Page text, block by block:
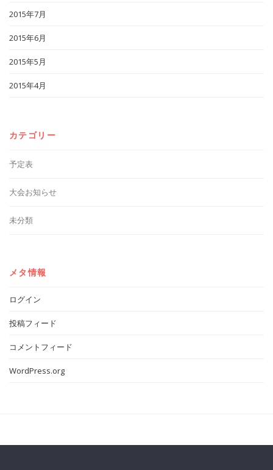
2015年7月
2015年6月
2015年5月
2015年4月
カテゴリー
予定表
大会お知らせ
未分類
メタ情報
ログイン
投稿フィード
コメントフィード
WordPress.org